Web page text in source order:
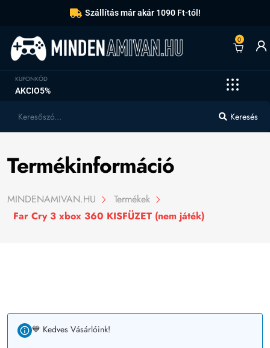
Szállítás már akár 1090 Ft-tól!
0
KUPONKÓD
AKCIO5%
Keresés
Termékinformáció
MINDENAMIVAN.HU
Termékek
Far Cry 3 xbox 360 KISFÜZET (nem játék)
💙 Kedves Vásárlóink!